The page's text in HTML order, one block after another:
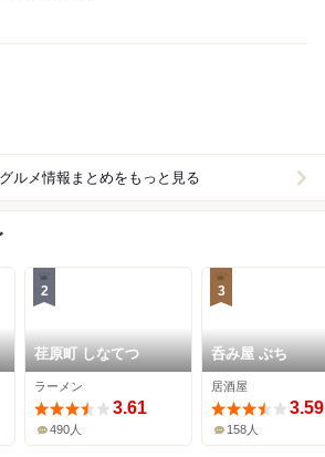
ルメ情報まとめをもっと見る
2
荏原町 しなてつ
ラーメン
3.61
490人
3
呑み屋 ぶち
居酒屋
3.59
158人